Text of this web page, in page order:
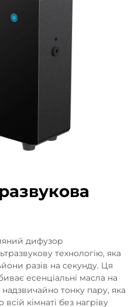
дифузор
технологію, яка
разів на секунду. Ця
есенціальні масла на
тонку пару, яка
кімнаті без нагріву